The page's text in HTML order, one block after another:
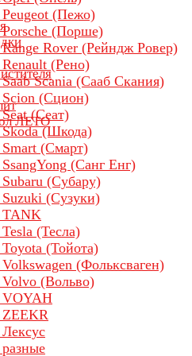
ЛЕТО
(Пежо)
(Порше)
Rover (Рейндж Ровер)
(Рено)
Scania (Сааб Скания)
(Сцион)
(Сеат)
(Шкода)
(Смарт)
(Санг Енг)
(Субару)
(Сузуки)
TANK
(Тесла)
(Тойота)
(Фольксваген)
(Вольво)
VOYAH